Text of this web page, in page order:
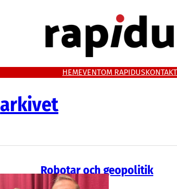
HEMEVENTOM RAPIDUSKONTAKT
arkivet
Robotar och geopolitik
Lejonkulan